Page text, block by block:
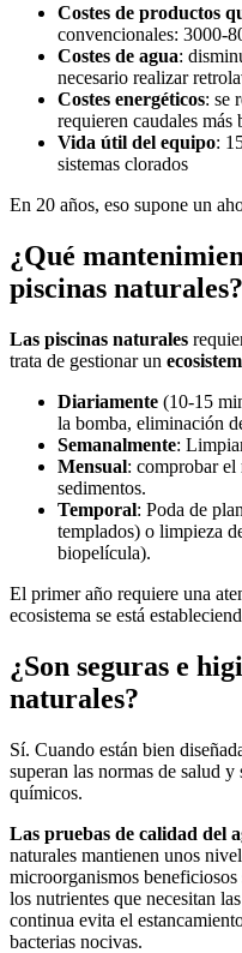
Costes de productos
convencionales: 3000-
Costes de agua:
necesario realizar
Costes energéticos: se
requieren caudales más
Vida útil del equipo:
sistemas clorados
En 20 años, eso supone un
¿Qué
piscinas naturales?
Las piscinas naturales
trata de gestionar un
Diariamente (10-15
la bomba, eliminación
Semanalmente:
Mensual: comprobar el
sedimentos.
Temporal: Poda de
templados) o limpieza
biopelícula).
El primer año requiere una
ecosistema se está
¿Son seguras e
naturales?
Sí. Cuando están bien
superan las normas de salud
químicos.
Las pruebas de calidad del
naturales mantienen unos
microorganismos
los nutrientes que necesitan
continua evita el
bacterias nocivas.